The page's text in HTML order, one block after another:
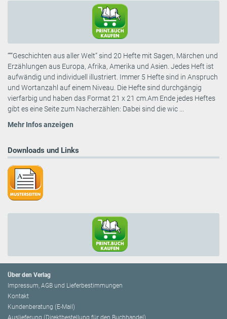
“““Geschichten aus aller Welt“ sind 20 Hefte mit Sagen, Märchen und
Erzählungen aus Europa, Afrika, Amerika und Asien. Jedes Heft ist
aufwändig und individuell illustriert. Immer 5 Hefte sind in Anspruch
und Wortanzahl auf einem Niveau. Die Hefte sind durchgängig
vierfarbig und haben das Format 21 x 21 cm.Am Ende jedes Heftes
gibt es eine Seite zum Nacherzählen: Dabei sind die wic ...
Mehr Infos anzeigen
Downloads und Links
Über den Verlag
Impressum, AGB und Lieferbestimmungen
Kontakt
Kundenberatung (E-Mail)